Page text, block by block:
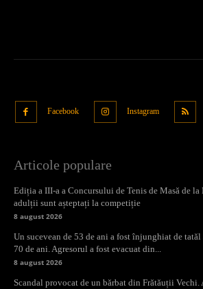
Facebook Instagram
Articole populare
Ediția a III-a a Concursului de Tenis de Masă de
adulții sunt așteptați la competiție
8 august 2026
Un sucevean de 53 de ani a fost înjunghiat de
70 de ani. Agresorul a fost evacuat din...
8 august 2026
Scandal provocat de un bărbat din Frătăuții Vechi.